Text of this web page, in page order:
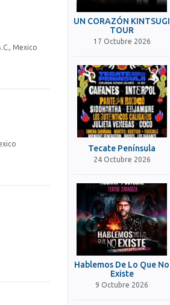
Mexico
UN CORAZÓN KINTSUGI
TOUR
17 Octubre 2026
Tecate Península
24 Octubre 2026
Hablemos De Lo Que No
Existe
9 Octubre 2026